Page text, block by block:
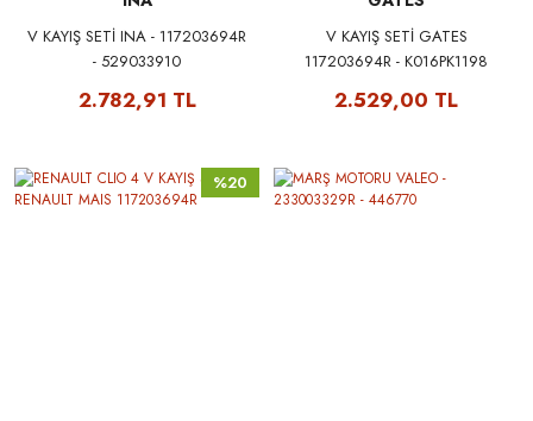
V KAYIŞ SETİ INA - 117203694R
- 529033910
2.782,91 TL
V KAYIŞ SETİ GATES
117203694R - K016PK1198
2.529,00 TL
%20